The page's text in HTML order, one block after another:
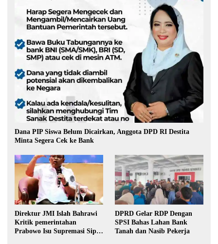
Dana PIP Siswa Belum Dicairkan, Anggota DPD RI Destita
Minta Segera Cek ke Bank
Direktur JMI Islah Bahrawi
Kritik pemerintahan
Prabowo Isu Supremasi Sipil,
DPRD Gelar RDP Dengan
SPSI Bahas Lahan Bank
Tanah dan Nasib Pekerja